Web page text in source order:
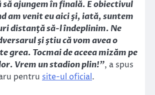
să ajungem în finală. E obiectivul
am venit eu aici şi, iată, suntem
distanţă să-l îndeplinim. Ne
şi ştiu că vom avea o
grea. Tocmai de aceea mizăm pe
Vrem un stadion plin!”, a spus
pentru site-ul oficial.